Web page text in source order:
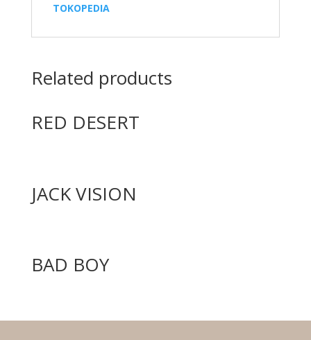
TOKOPEDIA
Related products
RED DESERT
JACK VISION
BAD BOY